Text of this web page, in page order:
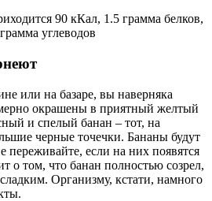
90 кКал, 1.5 грамма белков,
углеводов
или на базаре, вы наверняка
окрашены в приятный желтый
и спелый банан – тот, на
черные точечки. Бананы будут
переживайте, если на них появятся
о том, что банан полностью созрел,
Организму, кстати, намного